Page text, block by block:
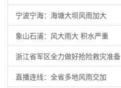
宁波宁海：海塘大坝风雨加大
象山石浦：风大雨大 积水严重
浙江省军区全力做好抢险救灾准备
直播连线：全省多地风雨交加